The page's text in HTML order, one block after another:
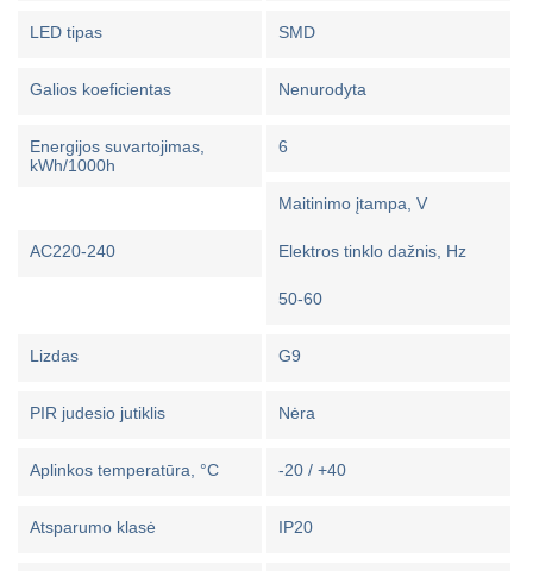
LED tipas SMD
Galios koeficientas Nenurodyta
Energijos suvartojimas,
kWh/1000h
6
Maitinimo įtampa, V
AC220-240 Elektros tinklo dažnis, Hz
50-60
Lizdas G9
PIR judesio jutiklis Nėra
Aplinkos temperatūra, °C -20 / +40
Atsparumo klasė IP20